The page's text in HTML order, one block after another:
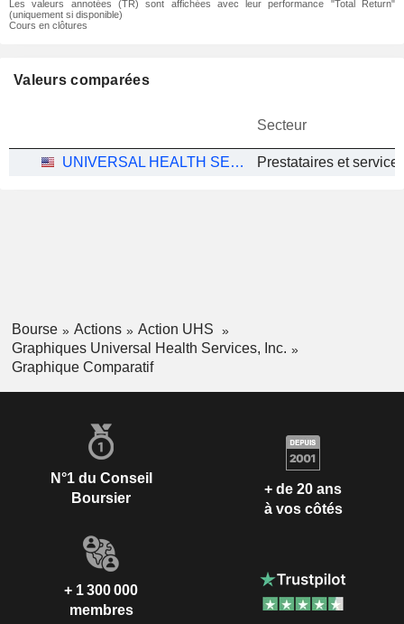
Les valeurs annotées (TR) sont affichées avec leur performance "Total Return"
(uniquement si disponible)
Cours en clôtures
Valeurs comparées
Secteur
UNIVERSAL HEALTH SERVICES, INC.
Bourse Actions
Action UHS
Graphiques Universal Health Services, Inc.
Graphique Comparatif
N°1 du Conseil
Boursier
+ de 20 ans
à vos côtés
+ 1 300 000
membres